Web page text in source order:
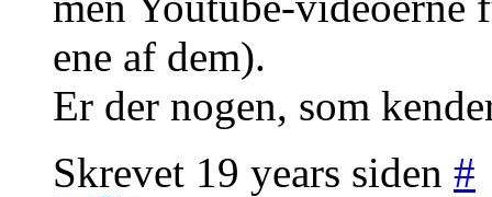
ene af dem).
Er der nogen, som
Skrevet 19 years siden #